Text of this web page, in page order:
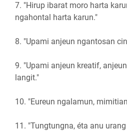
7. "Hirup ibarat moro harta
ngahontal harta karun."
8. ​​"Upami anjeun ngantosan
9. "Upami anjeun kreatif,
langit."
10. "Eureun ngalamun,
11. "Tungtungna, éta anu